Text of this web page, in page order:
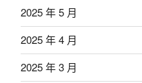
2025 年 5 月
2025 年 4 月
2025 年 3 月